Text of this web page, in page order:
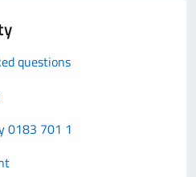
questions
0183 701 1